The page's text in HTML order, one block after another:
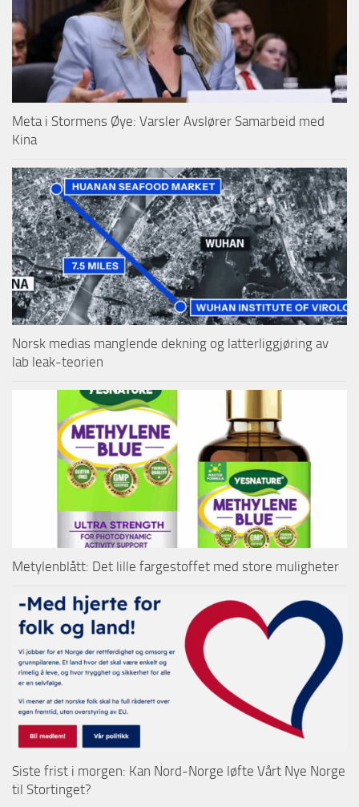
Meta i Stormens Øye: Varsler Avslører Samarbeid med
Kina
Norsk medias manglende dekning og latterliggjøring av
lab leak-teorien
Metylenblått: Det lille fargestoffet med store muligheter
Siste frist i morgen: Kan Nord-Norge løfte Vårt Nye Norge
til Stortinget?